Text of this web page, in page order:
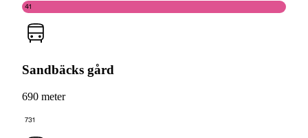
41
Sandbäcks gård
690 meter
731